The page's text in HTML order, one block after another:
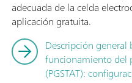
adecuada de la celda
aplicación gratuita.
Descripción
funcionamiento del
(PGSTAT):